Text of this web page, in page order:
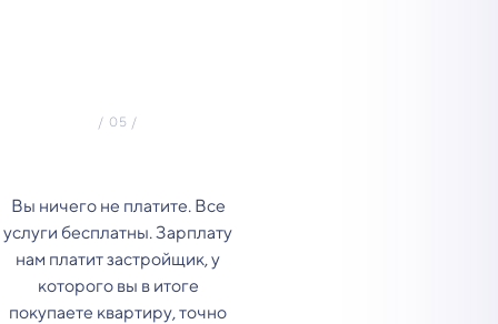
Вы ничего не платите. Все
услуги бесплатны. Зарплату
нам платит застройщик, у
которого вы в итоге
покупаете квартиру, точно